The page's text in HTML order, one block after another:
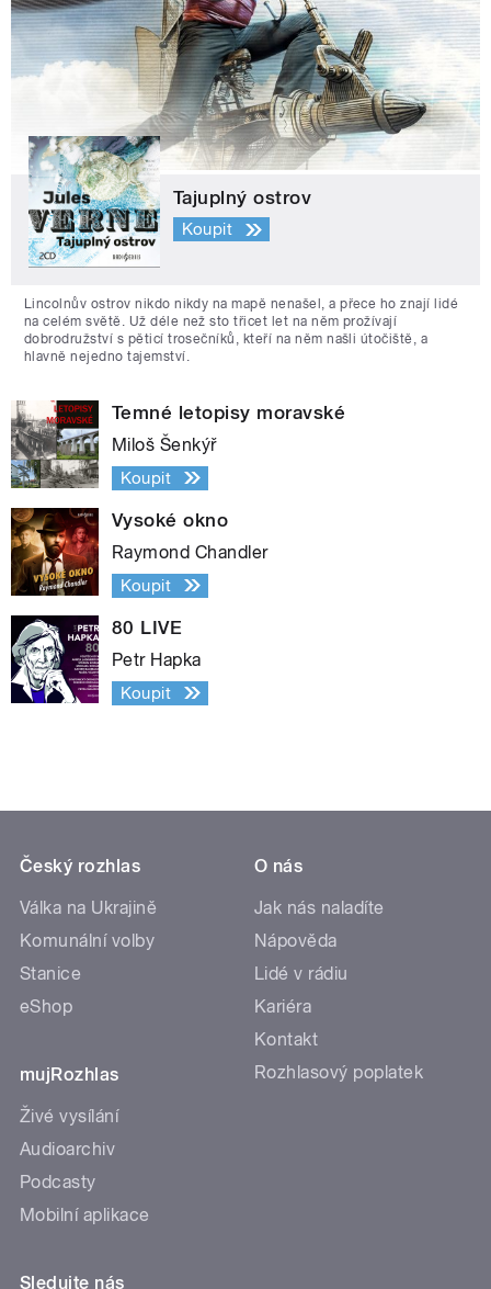
Tajuplný ostrov
Koupit
Lincolnův ostrov nikdo nikdy na mapě nenašel, a přece ho znají lidé
na celém světě. Už déle než sto třicet let na něm prožívají
dobrodružství s pěticí trosečníků, kteří na něm našli útočiště, a
hlavně nejedno tajemství.
Temné letopisy moravské
Miloš Šenkýř
Koupit
Vysoké okno
Raymond Chandler
Koupit
80 LIVE
Petr Hapka
Koupit
Český rozhlas
Válka na Ukrajině
Komunální volby
Stanice
eShop
mujRozhlas
Živé vysílání
Audioarchiv
Podcasty
Mobilní aplikace
O nás
Jak nás naladíte
Nápověda
Lidé v rádiu
Kariéra
Kontakt
Rozhlasový poplatek
Sledujte nás